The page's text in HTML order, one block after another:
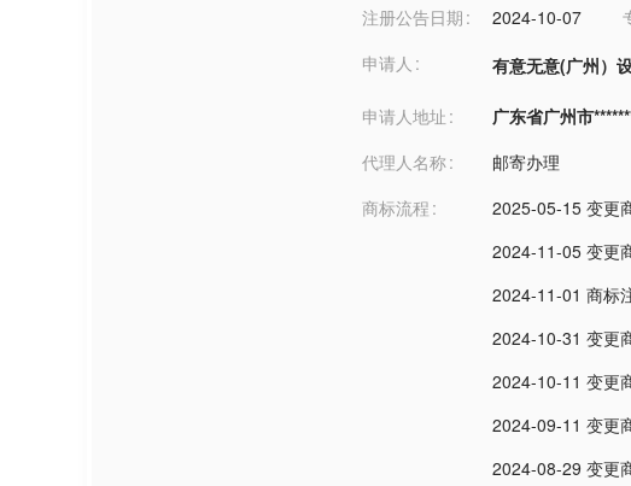
注册公告日期
2024-10-07
申请人
有意无意(广州）
申请人地址
广东省广州市
代理人名称
邮寄办理
商标流程
2025-05-15 变更
2024-11-05 变更
2024-11-01 商标
2024-10-31 变更
2024-10-11 变更
2024-09-11 变更
2024-08-29 变更